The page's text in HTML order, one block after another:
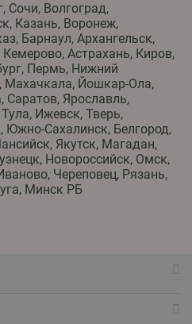
Сочи, Волгоград,
Казань, Воронеж,
Барнаул, Архангельск,
Астрахань, Киров,
Пермь, Нижний
Махачкала, Йошкар-Ола,
Саратов, Ярославль,
Ижевск, Тверь,
Южно-Сахалинск, Белгород,
Якутск, Магадан,
Новороссийск, Омск,
Череповец, Рязань,
Минск РБ